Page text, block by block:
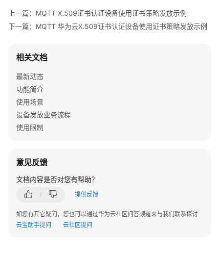
上一篇：MQTT X.509证书认证设备使用证书策略发放示例
下一篇：MQTT 华为云X.509证书认证设备使用证书策略发放示例
相关文档
最新动态
功能简介
使用场景
设备发放业务流程
使用限制
意见反馈
文档内容是否对您有帮助？
提供反馈
如您有其它疑问，您也可以通过华为云社区问答频道来与我们联系探讨
云宝助手提问
云社区提问